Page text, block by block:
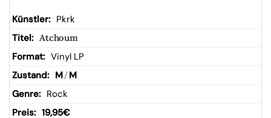
Pkrk
Atchoum
Vinyl LP
M/ M
Rock
19,95€